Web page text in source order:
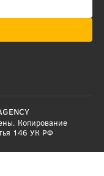
Копирование
146 УК РФ